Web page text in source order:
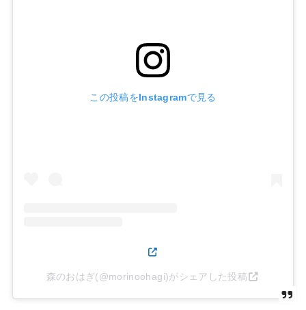
この投稿をInstagramで見る
森のおはぎ(@morinoohagi)がシェアした投稿